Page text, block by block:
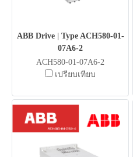
ABB Drive | Type ACH580-01-
07A6-2
ACH580-01-07A6-2
เปรียบเทียบ